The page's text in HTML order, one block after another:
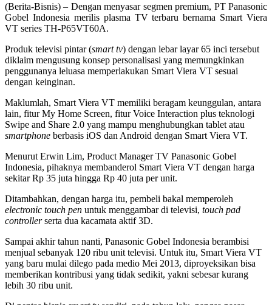
(Berita-Bisnis) – Dengan menyasar segmen premium, PT Panasonic
Gobel Indonesia merilis plasma TV terbaru bernama Smart Viera
VT series TH-P65VT60A.
Produk televisi pintar (smart tv) dengan lebar layar 65 inci tersebut
diklaim mengusung konsep personalisasi yang memungkinkan
penggunanya leluasa memperlakukan Smart Viera VT sesuai
dengan keinginan.
Maklumlah, Smart Viera VT memiliki beragam keunggulan, antara
lain, fitur My Home Screen, fitur Voice Interaction plus teknologi
Swipe and Share 2.0 yang mampu menghubungkan tablet atau
smartphone berbasis iOS dan Android dengan Smart Viera VT.
Menurut Erwin Lim, Product Manager TV Panasonic Gobel
Indonesia, pihaknya membanderol Smart Viera VT dengan harga
sekitar Rp 35 juta hingga Rp 40 juta per unit.
Ditambahkan, dengan harga itu, pembeli bakal memperoleh
electronic touch pen untuk menggambar di televisi, touch pad
controllerserta dua kacamata aktif 3D.
Sampai akhir tahun nanti, Panasonic Gobel Indonesia berambisi
menjual sebanyak 120 ribu unit televisi. Untuk itu, Smart Viera VT
yang baru mulai dilego pada medio Mei 2013, diproyeksikan bisa
memberikan kontribusi yang tidak sedikit, yakni sebesar kurang
lebih 30 ribu unit.